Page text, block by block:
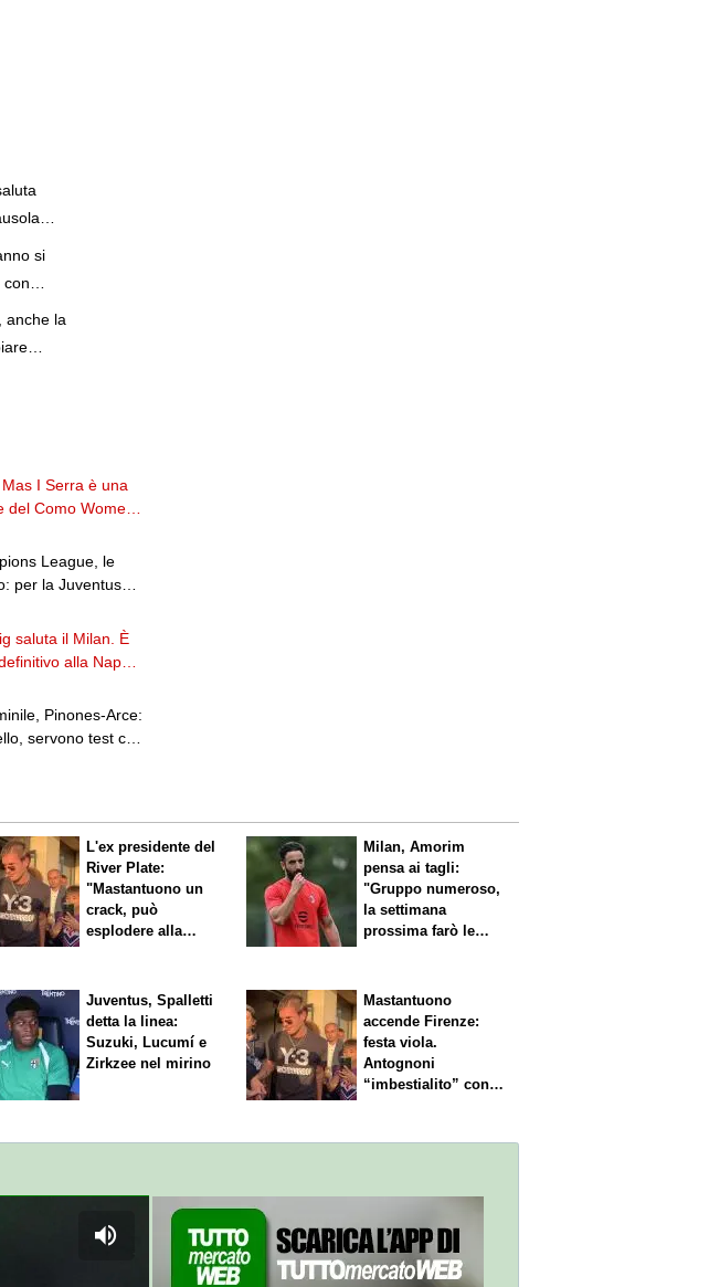
si
con
anche la
I Serra è una
Como Women:
League, le
per la Juventus
saluta il Milan. È
alla Napoli
Pinones-Arce:
servono test con
L'ex presidente del
River Plate:
"Mastantuono un
crack, può
esplodere alla
Milan, Amorim
pensa ai tagli:
"Gruppo numeroso,
la settimana
prossima farò le
Juventus, Spalletti
detta la linea:
Suzuki, Lucumí e
Zirkzee nel mirino
Mastantuono
accende Firenze:
festa viola.
Antognoni
“imbestialito” con